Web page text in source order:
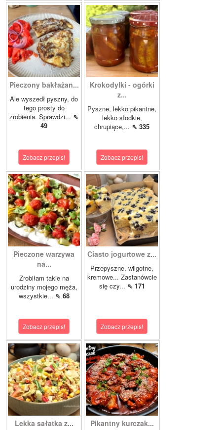
Pieczony bakłażan...
Ale wyszedł pyszny, do
tego prosty do
zrobienia. Sprawdzi... ⇖
49
Zobacz przepis!
Krokodylki - ogórki
z...
Pyszne, lekko pikantne,
lekko słodkie,
chrupiące,... ⇖ 335
Zobacz przepis!
Pieczone warzywa
na...
Zrobiłam takie na
urodziny mojego męża,
wszystkie... ⇖ 68
Zobacz przepis!
Ciasto jogurtowe z...
Przepyszne, wilgotne,
kremowe... Zastanówcie
się czy... ⇖ 171
Zobacz przepis!
Lekka sałatka z... Pikantny kurczak...